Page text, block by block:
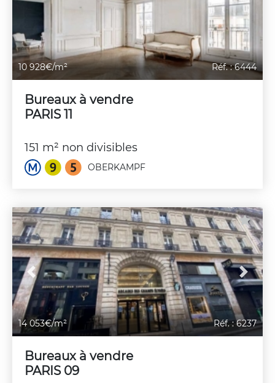
10 928€/m² Réf. : 6444
Bureaux à vendre
PARIS 11
151 m² non divisibles
OBERKAMPF
Previous Next
14 053€/m² Réf. : 6237
Bureaux à vendre
PARIS 09